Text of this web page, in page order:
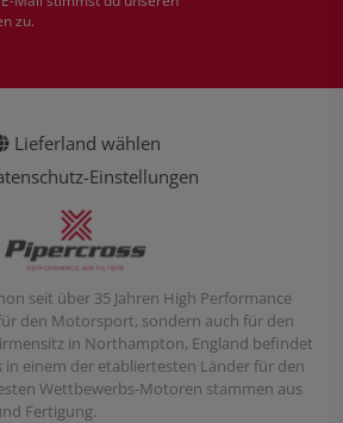
zu.
Lieferland wählen
Einstellungen
seit über 35 Jahren High Performance
den Motorsport, sondern auch für den
in Northampton, England befindet
in einem der etabliertesten Länder für den
Wettbewerbs-Motoren stammen aus
Fertigung.